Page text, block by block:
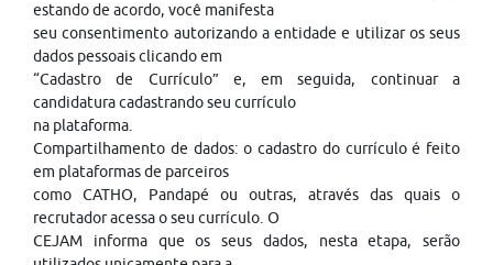
estando de acordo, você manifesta
seu consentimento autorizando a entidade e utilizar os seus
dados pessoais clicando em
“Cadastro de Currículo” e, em seguida, continuar a
candidatura cadastrando seu currículo
na plataforma.
Compartilhamento de dados: o cadastro do currículo é feito
em plataformas de parceiros
como CATHO, Pandapé ou outras, através das quais o
recrutador acessa o seu currículo. O
CEJAM informa que os seus dados, nesta etapa, serão